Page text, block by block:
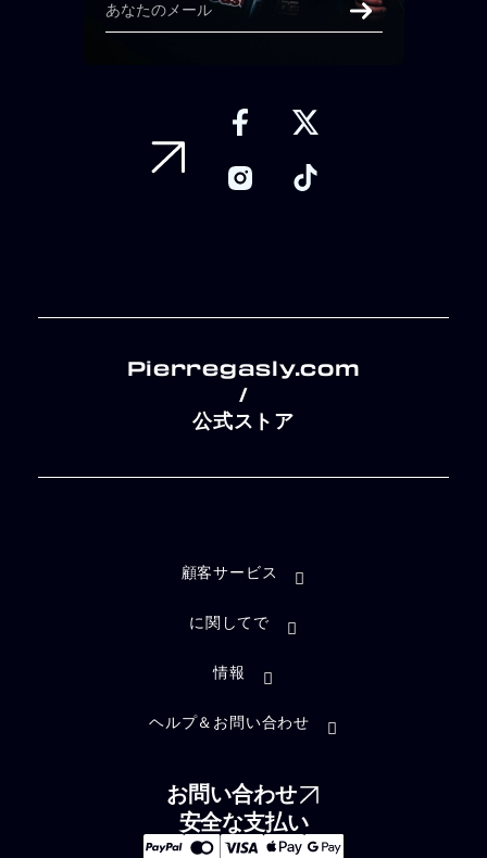
Pierregasly.com
/
公式ストア
顧客サービス
に関してで
情報
ヘルプ＆お問い合わせ
お問い合わせ
安全な支払い